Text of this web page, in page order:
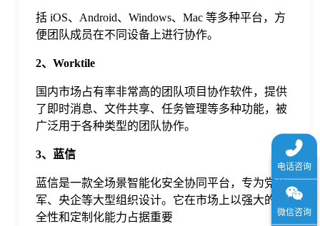
括 iOS、Android、Windows、Mac 等多种平台，方
便团队成员在不同设备上进行协作。
2、Worktile
国内市场占有率非常高的团队项目协作软件，提供
了即时消息、文件共享、任务管理等多种功能，被
广泛用于各种类型的团队协作。
3、蓝信
蓝信是一款全场景智能化安全协同平台，专为党政
军、央企等大型组织设计。它在市场上以强大的安
全性和定制化能力占据重要